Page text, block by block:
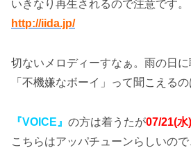
いきなり再生されるので注意です。
http://iida.jp/
切ないメロディーすなぁ。雨の日
「不機嫌なボーイ」って聞こえる
『VOICE』 の方は着うたが07/21(水
こちらはアッパチューンらしいの